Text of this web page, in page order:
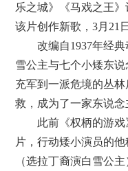
乐之城》《马戏之王》
该片创作新歌，3月21
改编自1937年经典
雪公主与七个小矮东
充军到一派危境的丛
救，成为了一家东说念
此前《权柄的游戏
片，行动矮小演员的
（选拉丁裔演白雪公